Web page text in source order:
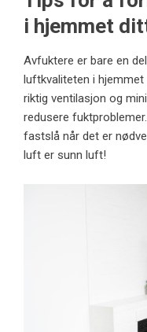
i hjemmet
Avfuktere er bare en
luftkvaliteten i
riktig ventilasjon og
redusere
fastslå når det er
luft er sunn luft!